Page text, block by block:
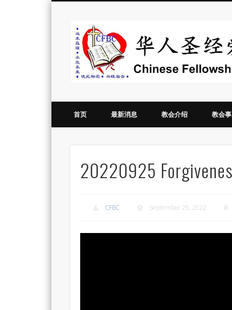
Vimeo
首页 最新消息 教会介绍 教会
20220925
CFBC September 25, 2022